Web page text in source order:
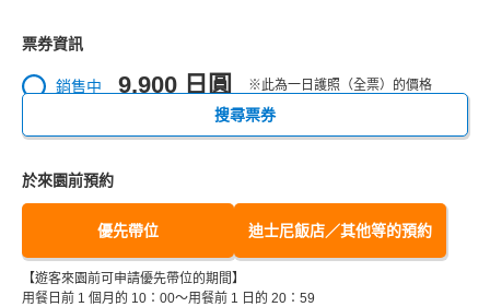
票券資訊
銷售中 9,900 日圓 ※此為一日護照（全票）的價格
搜尋票券
於來園前預約
優先帶位 迪士尼飯店／其他等的預約
【遊客來園前可申請優先帶位的期間】
用餐日前 1 個月的 10：00～用餐前 1 日的 20：59